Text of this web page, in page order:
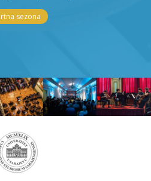
sezona